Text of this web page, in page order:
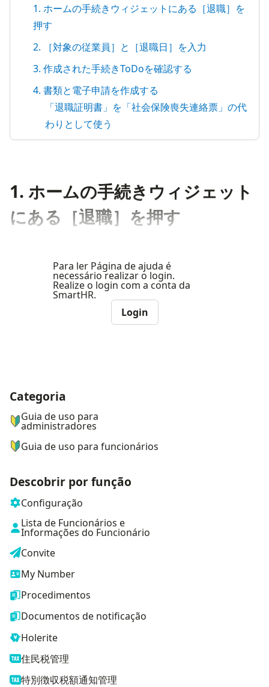
1. ホームの手続きウィジェットにある［退職］を
押す
2. ［対象の従業員］と［退職日］を入力
3. 作成された手続きToDoを確認する
4. 書類と電子申請を作成する
「退職証明書」を「社会保険喪失連絡票」の代
わりとして使う
1. ホームの手続きウィジェット
にある［退職］を押す
Para ler Página de ajuda é
necessário realizar o login.
Realize o login com a conta da
SmartHR.
Login
ナビゲーションメニュー
Categoria
Guia de uso para
administradores
Guia de uso para funcionários
Descobrir por função
Configuração
Lista de Funcionários e
Informações do Funcionário
Convite
My Number
Procedimentos
Documentos de notificação
Holerite
住民税管理
特別徴収税額通知管理